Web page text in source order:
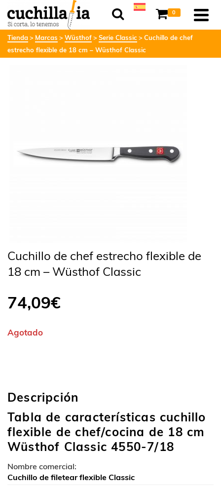
0
Tienda Marcas Wüsthof Serie Classic
Cuchillo de chef
estrecho flexible de 18 cm – Wüsthof Classic
Cuchillo de chef estrecho flexible de
18 cm – Wüsthof Classic
74,09€
Agotado
Descripción
Tabla de características cuchillo
flexible de chef/cocina de 18 cm
Wüsthof Classic 4550-7/18
Nombre comercial:
Cuchillo de filetear flexible Classic